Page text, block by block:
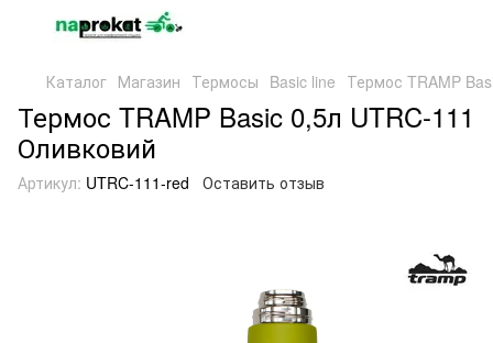
Каталог Магазин Термосы Basic line Термос TRAMP
Термос TRAMP Basic 0,5л UTRC-111
Оливковий
Артикул: UTRC-111-red Оставить отзыв